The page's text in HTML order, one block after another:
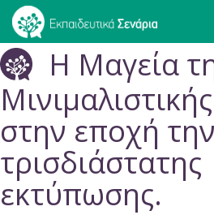
Παράκαμψη
προς
το
κυρίως
περιεχόμενοΗ Μαγεία
στην εποχή την
τρισδιάστατης
εκτύπωσης.